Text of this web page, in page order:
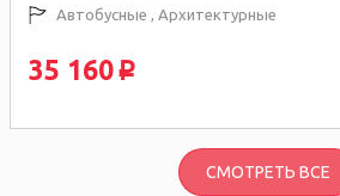
Автобусные , Архитектурные
35 160 p
СМОТРЕТЬ ВСЕ